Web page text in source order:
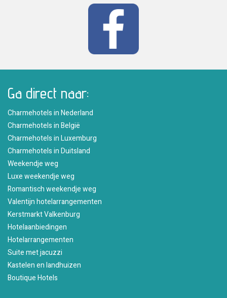
Ga direct naar:
Charmehotels in Nederland
Charmehotels in België
Charmehotels in Luxemburg
Charmehotels in Duitsland
Weekendje weg
Luxe weekendje weg
Romantisch weekendje weg
Valentijn hotelarrangementen
Kerstmarkt Valkenburg
Hotelaanbiedingen
Hotelarrangementen
Suite met jacuzzi
Kastelen en landhuizen
Boutique Hotels